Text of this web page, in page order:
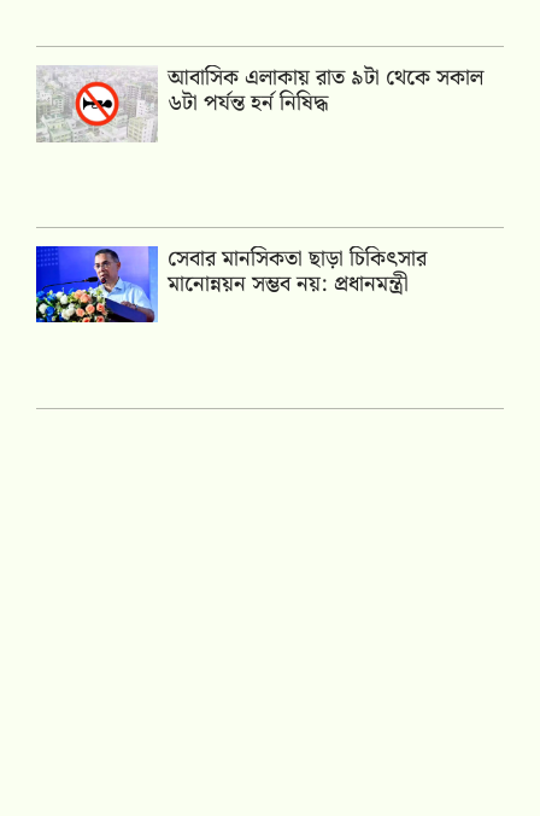
আবাসিক এলাকায় রাত ৯টা থেকে সকাল
৬টা পর্যন্ত হর্ন নিষিদ্ধ
সেবার মানসিকতা ছাড়া চিকিৎসার
মানোন্নয়ন সম্ভব নয়: প্রধানমন্ত্রী